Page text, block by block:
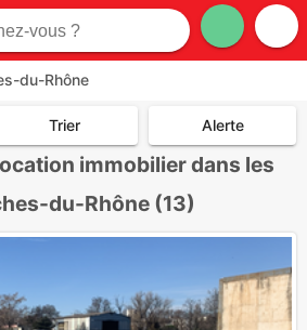
du-Rhône
Trier Alerte
immobilier dans les
du-Rhône (13)